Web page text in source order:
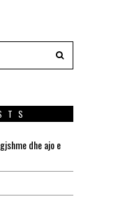
dhe ajo e